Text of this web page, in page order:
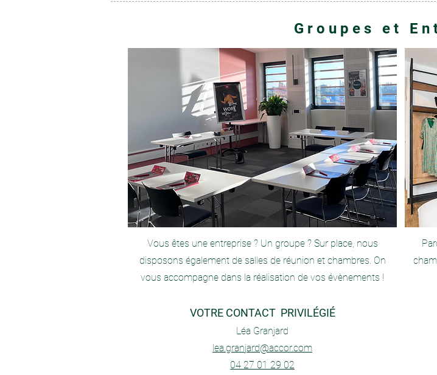
Groupes et
Vous êtes une entreprise ? Un groupe ? Sur place, nous
disposons également de salles de réunion et chambres. On
vous accompagne dans la réalisation de vos évènements !
VOTRE CONTACT PRIVILÉGIÉ
Léa Granjard
lea.granjard@accor.com
04 27 01 29 02